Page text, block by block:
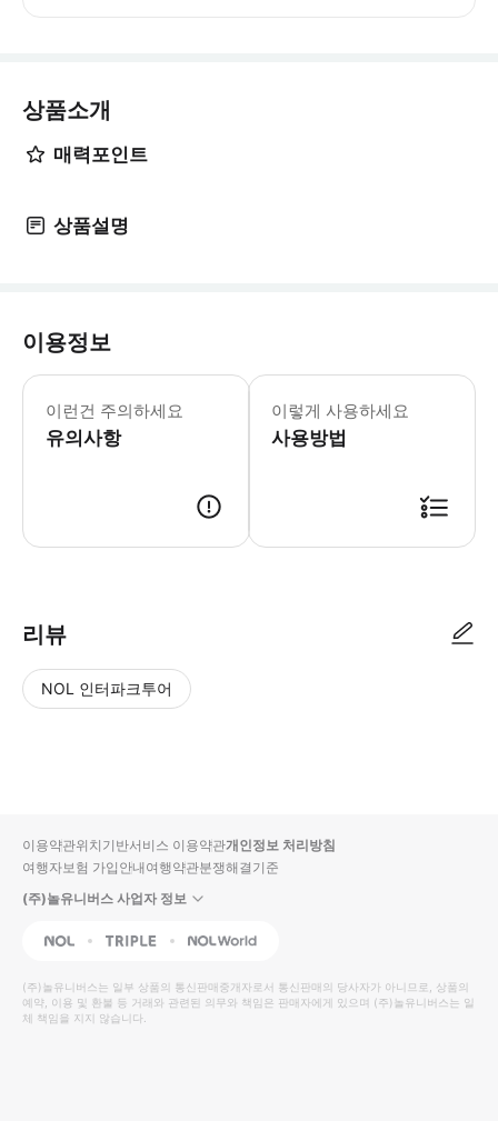
상품소개
매력포인트
상품설명
이용정보
이런건 주의하세요
유의사항
15세 미만의 경우, 보호자(성인/18세
이렇게 사용하세요
사용방법
리뷰
NOL 인터파크투어
입니
다.
높
은
순
동
영
상
순
상
이용약관위치기반서비스 이용약관개인정보 처리방침
여행자보험 가입안내여행약관분쟁해결기준
(주)놀유니버스 사업자 정보
NOL Triple Interpark Global
(주)놀유니버스는 일부 상품의 통신판매중개자로서 통신판매의 당사자가 아니므로, 상품의
예약, 이용 및 환불 등 거래와 관련된 의무와 책임은 판매자에게 있으며 (주)놀유니버스는 일
체 책임을 지지 않습니다.